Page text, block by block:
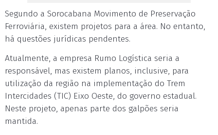
Segundo a Sorocabana Movimento de Preservação
Ferroviária, existem projetos para a área. No entanto,
há questões jurídicas pendentes.
Atualmente, a empresa Rumo Logística seria a
responsável, mas existem planos, inclusive, para
utilização da região na implementação do Trem
Intercidades (TIC) Eixo Oeste, do governo estadual.
Neste projeto, apenas parte dos galpões seria
mantida.